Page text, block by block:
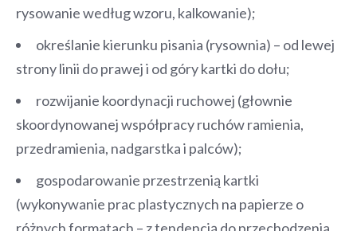
rysowanie według wzoru, kalkowanie);
określanie kierunku pisania (rysownia) – od lewej
strony linii do prawej i od góry kartki do dołu;
rozwijanie koordynacji ruchowej (głownie
skoordynowanej współpracy ruchów ramienia,
przedramienia, nadgarstka i palców);
gospodarowanie przestrzenią kartki
(wykonywanie prac plastycznych na papierze o